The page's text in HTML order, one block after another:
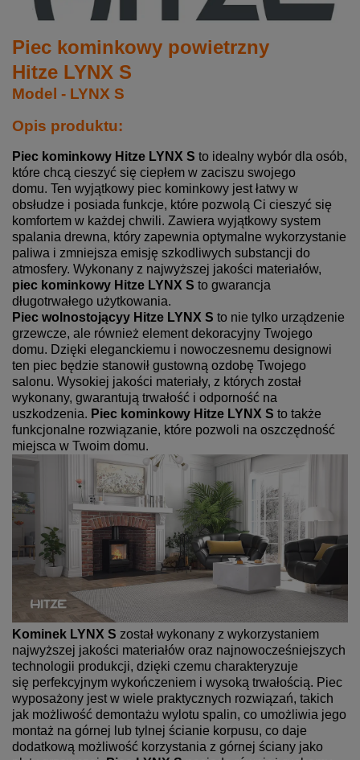
Piec kominkowy powietrzny
Hitze LYNX S
Model - LYNX S
Opis produktu:
Piec kominkowy Hitze LYNX S to idealny wybór dla osób,
które chcą cieszyć się ciepłem w zaciszu swojego
domu. Ten wyjątkowy piec kominkowy jest łatwy w
obsłudze i posiada funkcje, które pozwolą Ci cieszyć się
komfortem w każdej chwili. Zawiera wyjątkowy system
spalania drewna, który zapewnia optymalne wykorzystanie
paliwa i zmniejsza emisję szkodliwych substancji do
atmosfery. Wykonany z najwyższej jakości materiałów,
piec kominkowy Hitze LYNX S to gwarancja
długotrwałego użytkowania.
Piec wolnostojącyy Hitze LYNX S to nie tylko urządzenie
grzewcze, ale również element dekoracyjny Twojego
domu. Dzięki eleganckiemu i nowoczesnemu designowi
ten piec będzie stanowił gustowną ozdobę Twojego
salonu. Wysokiej jakości materiały, z których został
wykonany, gwarantują trwałość i odporność na
uszkodzenia. Piec kominkowy Hitze LYNX S to także
funkcjonalne rozwiązanie, które pozwoli na oszczędność
miejsca w Twoim domu.
Kominek LYNX S został wykonany z wykorzystaniem
najwyższej jakości materiałów oraz najnowocześniejszych
technologii produkcji, dzięki czemu charakteryzuje
się perfekcyjnym wykończeniem i wysoką trwałością. Piec
wyposażony jest w wiele praktycznych rozwiązań, takich
jak możliwość demontażu wylotu spalin, co umożliwia jego
montaż na górnej lub tylnej ścianie korpusu, co daje
dodatkową możliwość korzystania z górnej ściany jako